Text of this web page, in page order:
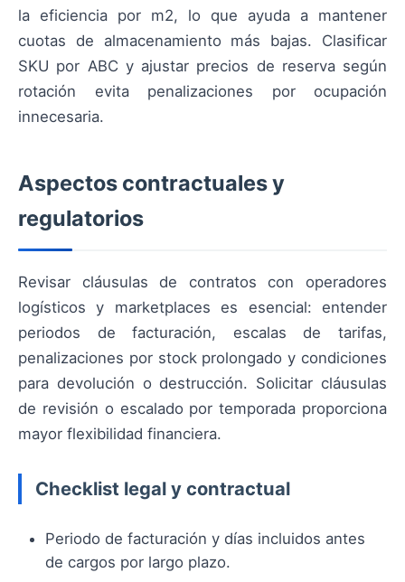
la eficiencia por m2, lo que ayuda a mantener
cuotas de almacenamiento más bajas. Clasificar
SKU por ABC y ajustar precios de reserva según
rotación evita penalizaciones por ocupación
innecesaria.
Aspectos contractuales y
regulatorios
Revisar cláusulas de contratos con operadores
logísticos y marketplaces es esencial: entender
periodos de facturación, escalas de tarifas,
penalizaciones por stock prolongado y condiciones
para devolución o destrucción. Solicitar cláusulas
de revisión o escalado por temporada proporciona
mayor flexibilidad financiera.
Checklist legal y contractual
Periodo de facturación y días incluidos antes
de cargos por largo plazo.